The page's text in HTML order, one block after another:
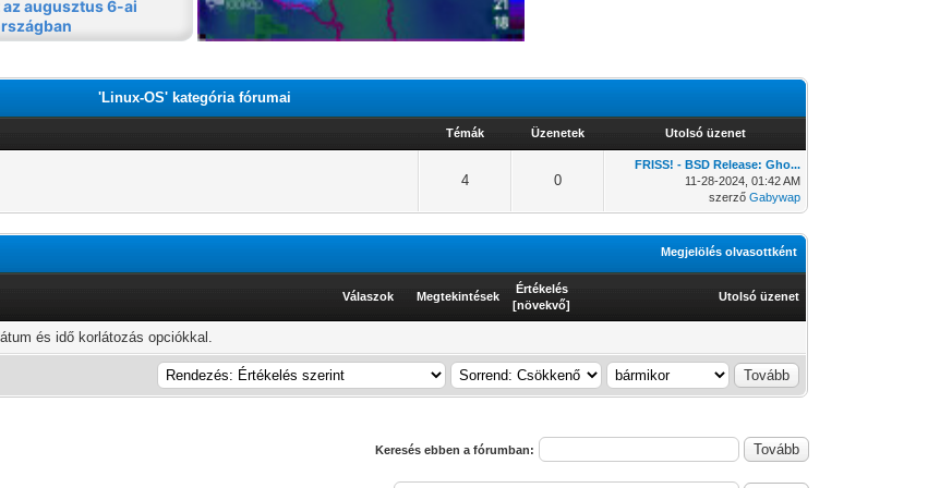
'Linux-OS' kategória fórumai
Témák Üzenetek Utolsó üzenet
4 0
FRISS! - BSD Release: Gho...
11-28-2024, 01:42 AM
szerzőGabywap
Megjelölés olvasottként
Válaszok Megtekintések
Értékelés
[növekvő]
Utolsó üzenet
és idő korlátozás opciókkal.
Keresés ebben a fórumban: